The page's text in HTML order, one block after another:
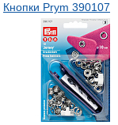
Кнопки Prym 390107